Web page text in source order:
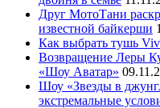
Друг МотоТани
известной байкерши
Как выбрать тушь
Возвращение Леры
«Шоу Аватар»
Шоу «Звезды в
экстремальные